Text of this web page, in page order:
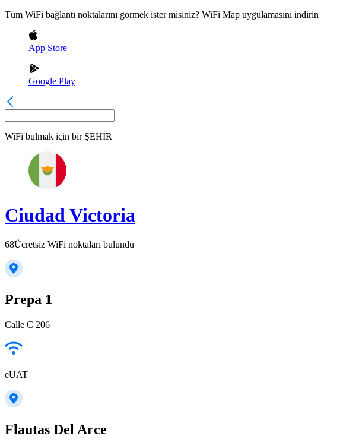
Tüm WiFi bağlantı noktalarını görmek ister misiniz? WiFi Map uygulamasını indirin
App Store
Google Play
WiFi bulmak için bir ŞEHİR
Ciudad Victoria
68Ücretsiz WiFi noktaları bulundu
Prepa 1
Calle C 206
eUAT
Flautas Del Arce